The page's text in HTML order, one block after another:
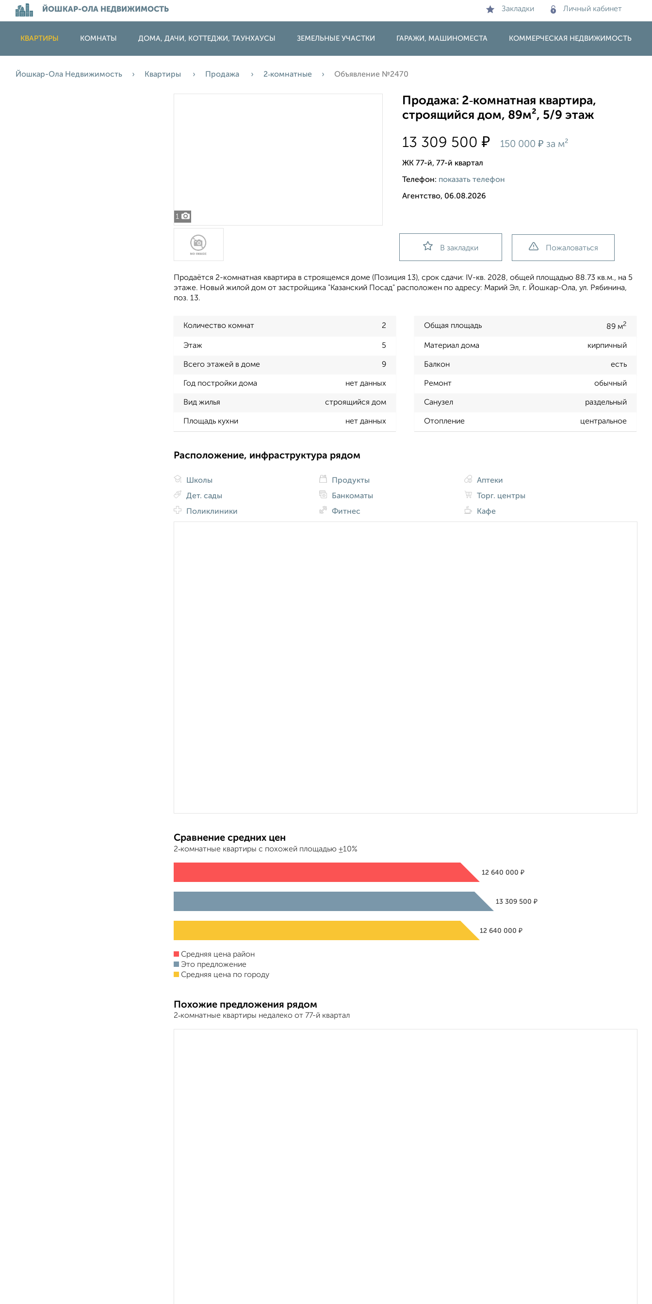
ЙОШКАР-ОЛА НЕДВИЖИМОСТЬ Закладки Личный кабинет
КВАРТИРЫ КОМНАТЫ ДОМА, ДАЧИ, КОТТЕДЖИ, ТАУНХАУСЫ ЗЕМЕЛЬНЫЕ УЧАСТКИ ГАРАЖИ, МАШИНОМЕСТА КОММЕРЧЕСКАЯ НЕДВИЖИМОСТЬ
Йошкар-Ола Недвижимость Квартиры Продажа 2‑комнатные Объявление №2470
1
Продажа: 2‑комнатная квартира,
строящийся дом, 89м², 5/9 этаж
13 309 500₽ 150 000₽ за м²
ЖК 77-й, 77-й квартал
Телефон: показать телефон
Агентство, 06.08.2026
В закладки Пожаловаться
Продаётся 2-комнатная квартира в строящемся доме (Позиция 13), срок сдачи: IV-кв. 2028, общей площадью 88.73 кв.м., на 5
этаже. Новый жилой дом от застройщика "Казанский Посад" расположен по адресу: Марий Эл, г. Йошкар-Ола, ул. Рябинина,
поз. 13.
Количество комнат 2 Общая площадь 89 м2
Этаж 5 Материал дома кирпичный
Всего этажей в доме 9 Балкон есть
Год постройки дома нет данных Ремонт обычный
Вид жилья строящийся дом Санузел раздельный
Площадь кухни нет данных Отопление центральное
Расположение, инфраструктура рядом
Школы
Дет. сады
Поликлиники
Продукты
Банкоматы
Фитнес
Аптеки
Торг. центры
Кафе
Сравнение средних цен
2‑комнатные квартиры с похожей площадью ±10%
12 640 000₽
13 309 500₽
12 640 000₽
Средняя цена район
Это предложение
Средняя цена по городу
Похожие предложения рядом
2‑комнатные квартиры недалеко от 77-й квартал